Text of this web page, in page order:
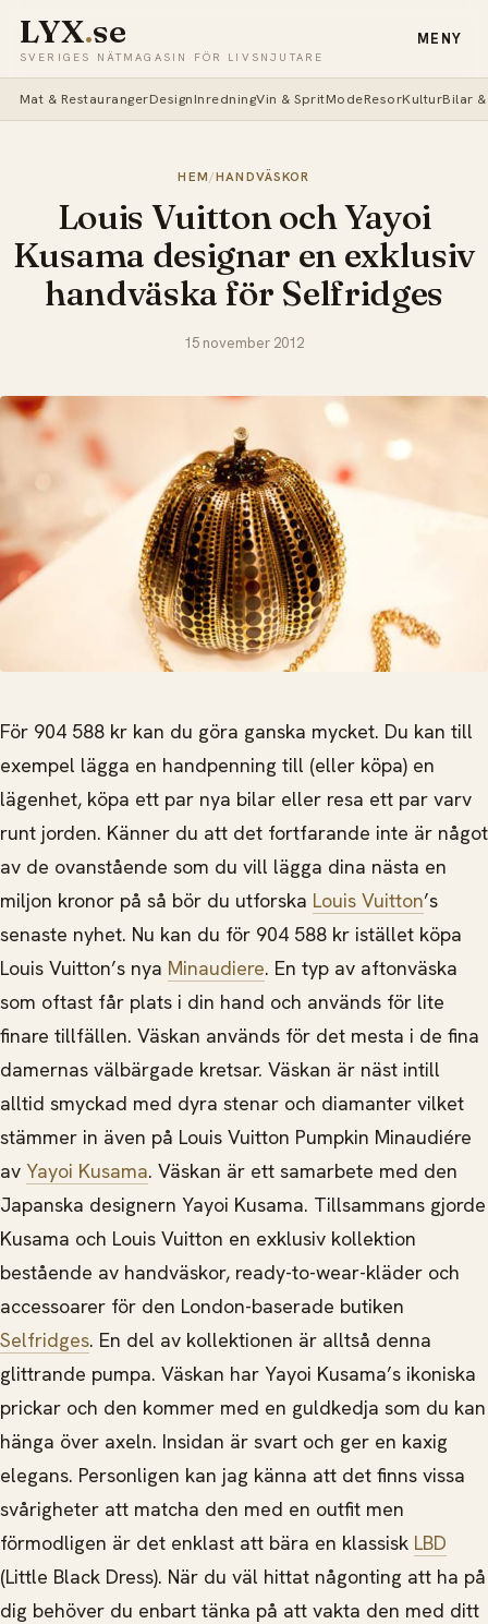
LYX.se
SVERIGES NÄTMAGASIN FÖR LIVSNJUTARE
MENY
Mat & RestaurangerDesignInredningVin & SpritModeResorKulturBilar
HEM/HANDVÄSKOR
Louis Vuitton och Yayoi
Kusama designar en exklusiv
handväska för Selfridges
15 november 2012
För 904 588 kr kan du göra ganska mycket. Du kan till
exempel lägga en handpenning till (eller köpa) en
lägenhet, köpa ett par nya bilar eller resa ett par varv
runt jorden. Känner du att det fortfarande inte är något
av de ovanstående som du vill lägga dina nästa en
miljon kronor på så bör du utforska Louis Vuitton’s
senaste nyhet. Nu kan du för 904 588 kr istället köpa
Louis Vuitton’s nya Minaudiere. En typ av aftonväska
som oftast får plats i din hand och används för lite
finare tillfällen. Väskan används för det mesta i de fina
damernas välbärgade kretsar. Väskan är näst intill
alltid smyckad med dyra stenar och diamanter vilket
stämmer in även på Louis Vuitton Pumpkin Minaudiére
av Yayoi Kusama. Väskan är ett samarbete med den
Japanska designern Yayoi Kusama. Tillsammans gjorde
Kusama och Louis Vuitton en exklusiv kollektion
bestående av handväskor, ready-to-wear-kläder och
accessoarer för den London-baserade butiken
Selfridges. En del av kollektionen är alltså denna
glittrande pumpa. Väskan har Yayoi Kusama’s ikoniska
prickar och den kommer med en guldkedja som du kan
hänga över axeln. Insidan är svart och ger en kaxig
elegans. Personligen kan jag känna att det finns vissa
svårigheter att matcha den med en outfit men
förmodligen är det enklast att bära en klassisk LBD
(Little Black Dress). När du väl hittat någonting att ha på
dig behöver du enbart tänka på att vakta den med ditt